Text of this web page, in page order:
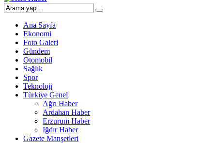
Ana Sayfa
Ekonomi
Foto Galeri
Gündem
Otomobil
Sağlık
Spor
Teknoloji
Türkiye Genel
Ağrı Haber
Ardahan Haber
Erzurum Haber
Iğdır Haber
Gazete Manşetleri